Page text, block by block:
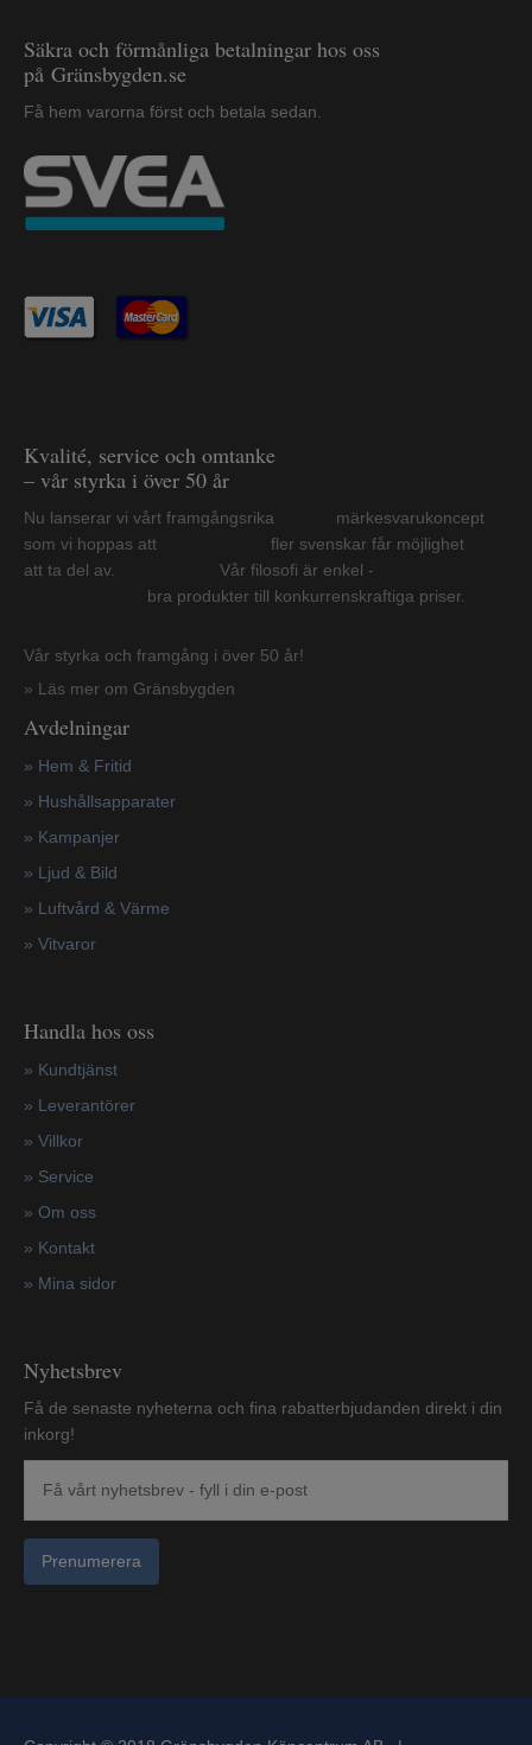
Säkra och förmånliga betalningar hos oss
på Gränsbygden.se
Få hem varorna först och betala sedan.
Kvalité, service och omtanke
– vår styrka i över 50 år
Nu lanserar vi vårt framgångsrika märkesvarukoncept
som vi hoppas att fler svenskar får möjlighet
att ta del av. Vår filosofi är enkel -
bra produkter till konkurrenskraftiga priser.
Vår styrka och framgång i över 50 år!
» Läs mer om Gränsbygden
Avdelningar
» Hem & Fritid
» Hushållsapparater
» Kampanjer
» Ljud & Bild
» Luftvård & Värme
» Vitvaror
Handla hos oss
» Kundtjänst
» Leverantörer
» Villkor
» Service
» Om oss
» Kontakt
» Mina sidor
Nyhetsbrev
Få de senaste nyheterna och fina rabatterbjudanden direkt i din
inkorg!
Prenumerera